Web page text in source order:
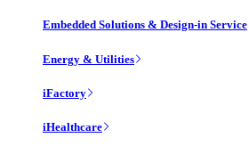
Embedded Solutions & Design-in Service
Energy & Utilities
iFactory
iHealthcare